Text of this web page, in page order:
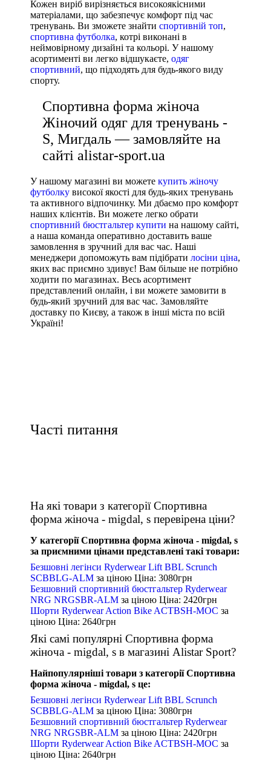
Кожен виріб вирізняється високоякісними
матеріалами, що забезпечує комфорт під час
тренувань. Ви зможете знайти спортивній топ,
спортивна футболка, котрі виконані в
неймовірному дизайні та кольорі. У нашому
асортименті ви легко відшукаєте, одяг
спортивний, що підходять для будь-якого виду
спорту.
Спортивна форма жіноча
Жіночий одяг для тренувань -
S, Мигдаль — замовляйте на
сайті alistar-sport.ua
У нашому магазині ви можете купить жіночу
футболку високої якості для будь-яких тренувань
та активного відпочинку. Ми дбаємо про комфорт
наших клієнтів. Ви можете легко обрати
спортивний бюстгальтер купити на нашому сайті,
а наша команда оперативно доставить ваше
замовлення в зручний для вас час. Наші
менеджери допоможуть вам підібрати лосіни ціна,
яких вас приємно здивує! Вам більше не потрібно
ходити по магазинах. Весь асортимент
представлений онлайн, і ви можете замовити в
будь-який зручний для вас час. Замовляйте
доставку по Києву, а також в інші міста по всій
Україні!
Часті питання
На які товари з категорії Спортивна
форма жіноча - migdal, s перевірена ціни?
У категорії Спортивна форма жіноча - migdal, s
за приємними цінами представлені такі товари:
Безшовні легінси Ryderwear Lift BBL Scrunch
SCBBLG-ALM за ціною Ціна: 3080грн
Безшовний спортивний бюстгальтер Ryderwear
NRG NRGSBR-ALM за ціною Ціна: 2420грн
Шорти Ryderwear Action Bike ACTBSH-MOC за
ціною Ціна: 2640грн
Які самі популярні Спортивна форма
жіноча - migdal, s в магазині Alistar Sport?
Найпопулярніші товари з категорії Спортивна
форма жіноча - migdal, s це:
Безшовні легінси Ryderwear Lift BBL Scrunch
SCBBLG-ALM за ціною Ціна: 3080грн
Безшовний спортивний бюстгальтер Ryderwear
NRG NRGSBR-ALM за ціною Ціна: 2420грн
Шорти Ryderwear Action Bike ACTBSH-MOC за
ціною Ціна: 2640грн